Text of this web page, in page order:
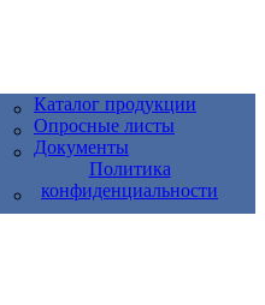
Каталог продукции
Опросные листы
Документы
Политика
конфиденциальности